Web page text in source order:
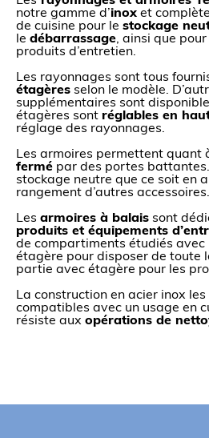
notre gamme d’inox et
de cuisine pour le stockage
le débarrassage, ainsi que pour
produits d’entretien.
Les rayonnages sont tous
étagères selon le modèle.
supplémentaires sont
étagères sont réglables en
réglage des rayonnages.
Les armoires permettent quant
fermé par des portes
stockage neutre que ce soit en
rangement d’autres accessoires.
Les armoires à balais sont
produits et équipements
de compartiments étudiés avec
étagère pour disposer de toute
partie avec étagère pour les
La construction en acier inox
compatibles avec un usage en
résiste aux opérations de